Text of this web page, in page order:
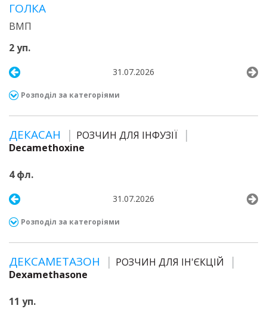
ГОЛКА
ВМП
2 уп.
31.07.2026
Розподіл за категоріями
ДЕКАСАН
РОЗЧИН ДЛЯ ІНФУЗІЇ
Decamethoxine
4 фл.
31.07.2026
Розподіл за категоріями
ДЕКСАМЕТАЗОН
РОЗЧИН ДЛЯ ІН'ЄКЦІЙ
Dexamethasone
11 уп.